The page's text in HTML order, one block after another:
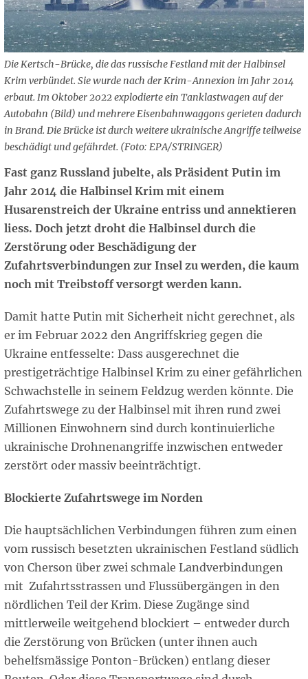
Die Kertsch-Brücke, die das russische Festland mit der Halbinsel
Krim verbündet. Sie wurde nach der Krim-Annexion im Jahr 2014
erbaut. Im Oktober 2022 explodierte ein Tanklastwagen auf der
Autobahn (Bild) und mehrere Eisenbahnwaggons gerieten dadurch
in Brand. Die Brücke ist durch weitere ukrainische Angriffe teilweise
beschädigt und gefährdet. (Foto: EPA/STRINGER)
Fast ganz Russland jubelte, als Präsident Putin im
Jahr 2014 die Halbinsel Krim mit einem
Husarenstreich der Ukraine entriss und annektieren
liess. Doch jetzt droht die Halbinsel durch die
Zerstörung oder Beschädigung der
Zufahrtsverbindungen zur Insel zu werden, die kaum
noch mit Treibstoff versorgt werden kann.
Damit hatte Putin mit Sicherheit nicht gerechnet, als
er im Februar 2022 den Angriffskrieg gegen die
Ukraine entfesselte: Dass ausgerechnet die
prestigeträchtige Halbinsel Krim zu einer gefährlichen
Schwachstelle in seinem Feldzug werden könnte. Die
Zufahrtswege zu der Halbinsel mit ihren rund zwei
Millionen Einwohnern sind durch kontinuierliche
ukrainische Drohnenangriffe inzwischen entweder
zerstört oder massiv beeinträchtigt.
Blockierte Zufahrtswege im Norden
Die hauptsächlichen Verbindungen führen zum einen
vom russisch besetzten ukrainischen Festland südlich
von Cherson über zwei schmale Landverbindungen
mit Zufahrtsstrassen und Flussübergängen in den
nördlichen Teil der Krim. Diese Zugänge sind
mittlerweile weitgehend blockiert – entweder durch
die Zerstörung von Brücken (unter ihnen auch
behelfsmässige Ponton-Brücken) entlang dieser